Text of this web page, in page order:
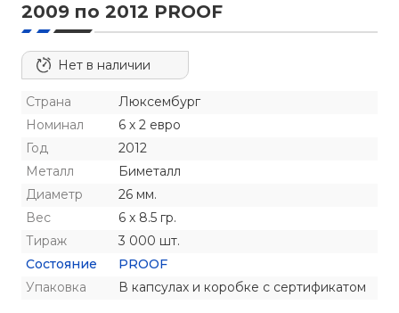
2009 по 2012 PROOF
Нет в наличии
Страна
Люксембург
Номинал
6 х 2 евро
Год
2012
Металл
Биметалл
Диаметр
26 мм.
Вес
6 x 8.5 гр.
Тираж
3 000 шт.
Состояние
PROOF
Упаковка
В капсулах и коробке с сертификатом